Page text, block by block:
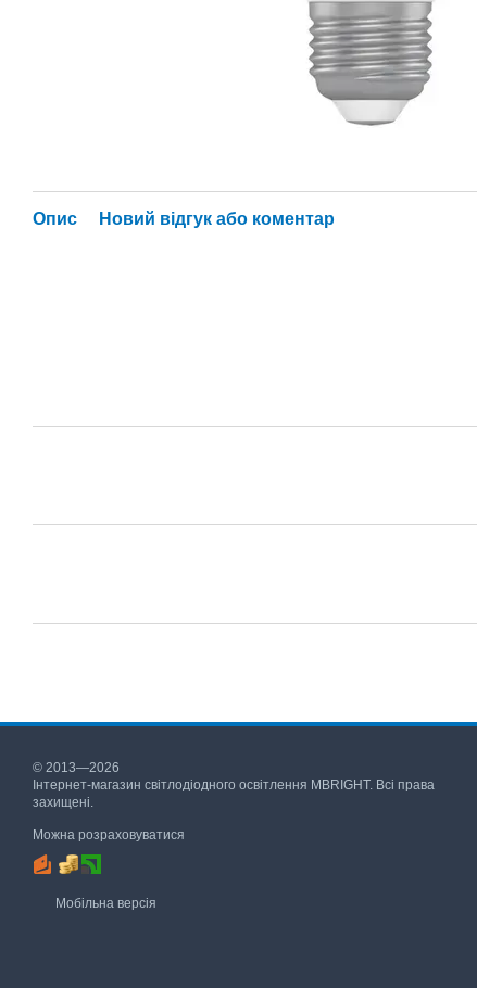
Опис Новий відгук або коментар
© 2013—2026
Інтернет-магазин світлодіодного освітлення MBRIGHT. Всі права
захищені.
Можна розраховуватися
Мобільна версія